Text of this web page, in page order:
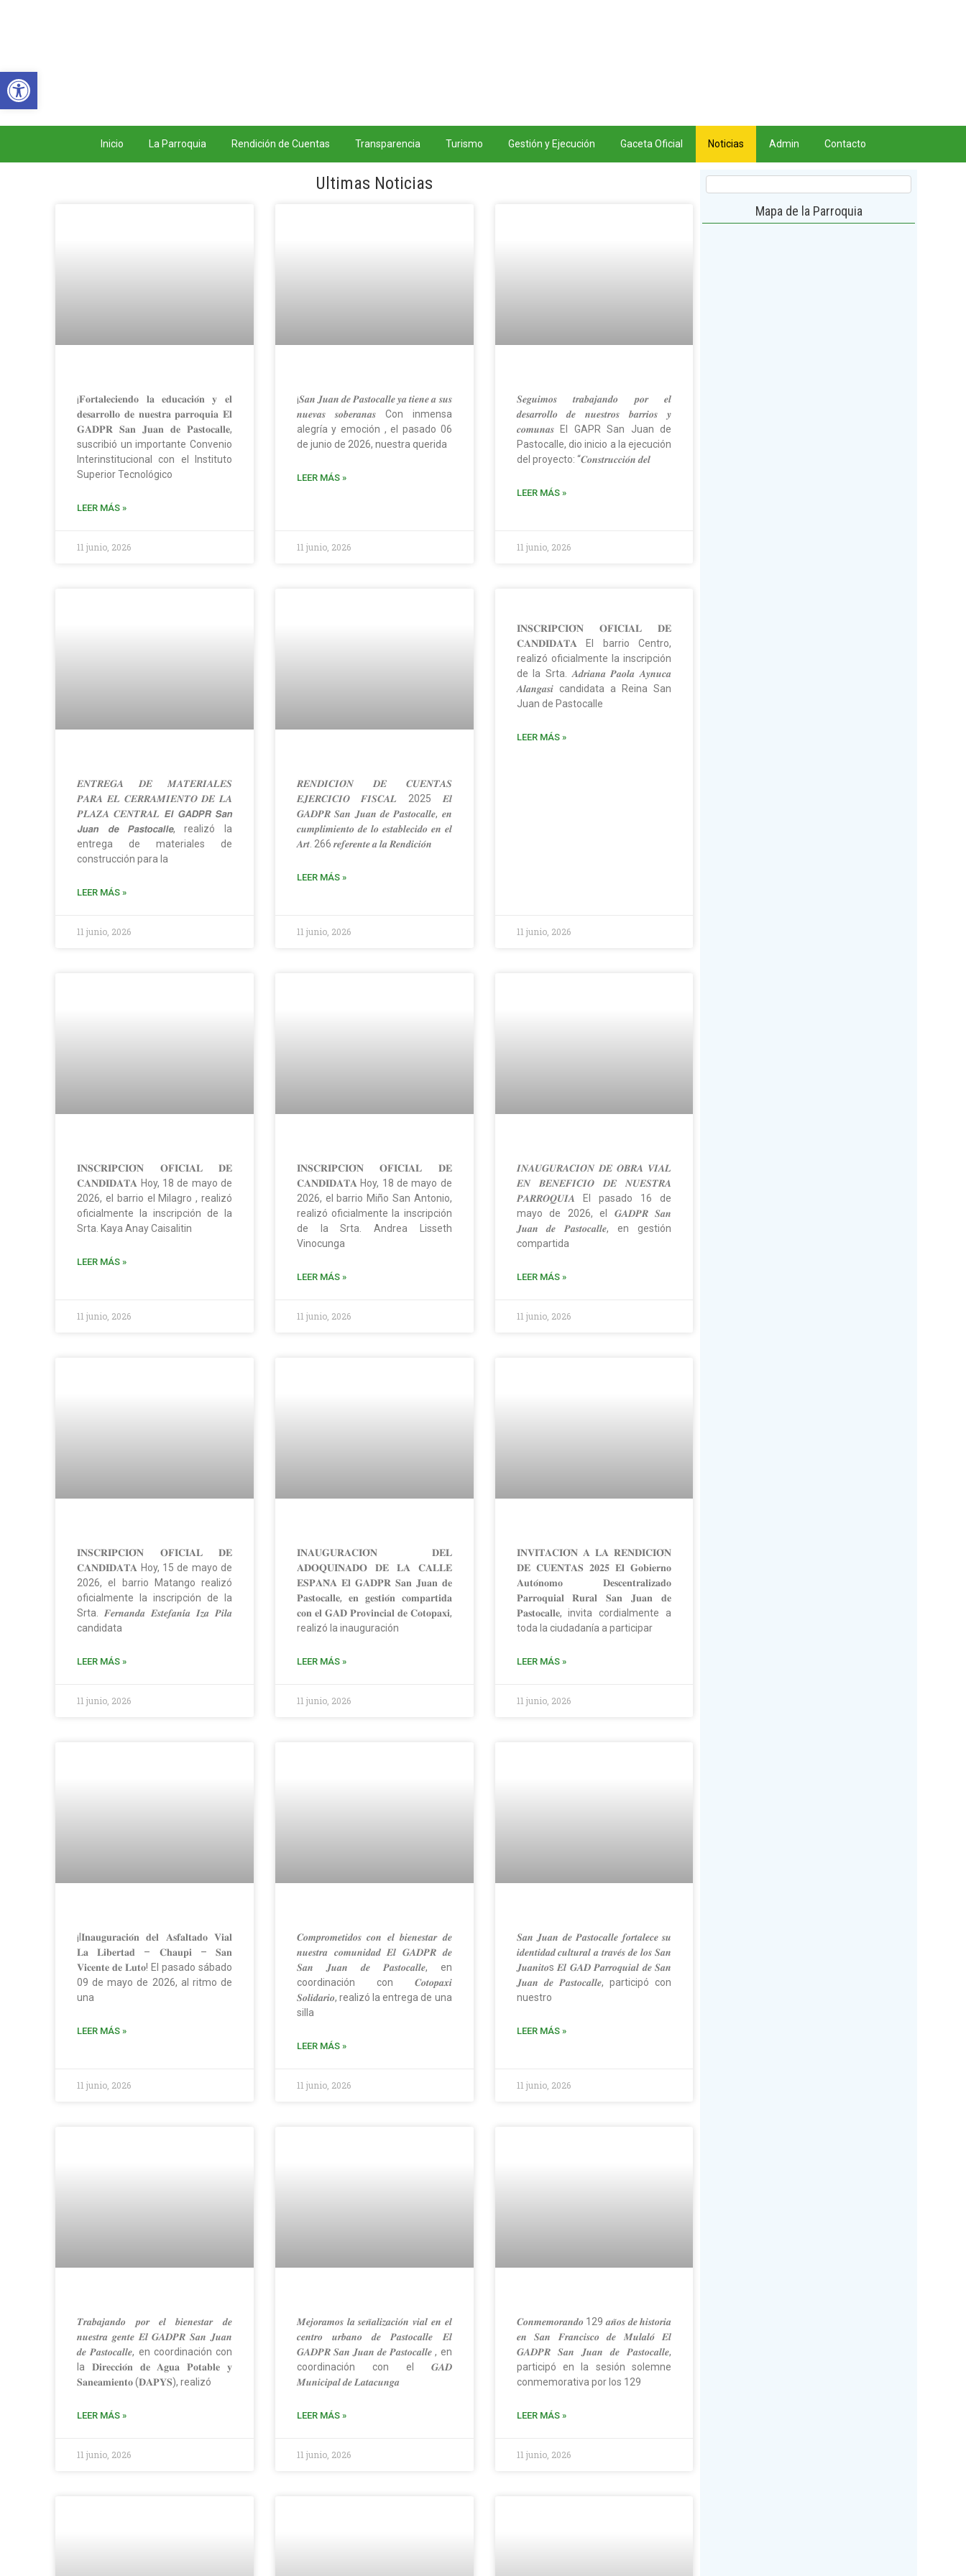
Inicio La Parroquia Rendición de Cuentas Transparencia Turismo Gestión y Ejecución Gaceta Oficial Noticias Admin Contacto
Ultimas Noticias
¡𝐅𝐨𝐫𝐭𝐚𝐥𝐞𝐜𝐢𝐞𝐧𝐝𝐨 𝐥𝐚 𝐞𝐝𝐮𝐜𝐚𝐜𝐢𝐨́𝐧 𝐲 𝐞𝐥
𝐝𝐞𝐬𝐚𝐫𝐫𝐨𝐥𝐥𝐨 𝐝𝐞 𝐧𝐮𝐞𝐬𝐭𝐫𝐚 𝐩𝐚𝐫𝐫𝐨𝐪𝐮𝐢𝐚 𝐄𝐥
𝐆𝐀𝐃𝐏𝐑 𝐒𝐚𝐧 𝐉𝐮𝐚𝐧 𝐝𝐞 𝐏𝐚𝐬𝐭𝐨𝐜𝐚𝐥𝐥𝐞,
suscribió un importante Convenio
Interinstitucional con el Instituto
Superior Tecnológico
LEER MÁS »
11 junio, 2026
¡𝑺𝒂𝒏 𝑱𝒖𝒂𝒏 𝒅𝒆 𝑷𝒂𝒔𝒕𝒐𝒄𝒂𝒍𝒍𝒆 𝒚𝒂 𝒕𝒊𝒆𝒏𝒆 𝒂 𝒔𝒖𝒔
𝒏𝒖𝒆𝒗𝒂𝒔 𝒔𝒐𝒃𝒆𝒓𝒂𝒏𝒂𝒔 Con inmensa
alegría y emoción , el pasado 06
de junio de 2026, nuestra querida
LEER MÁS »
11 junio, 2026
𝑺𝒆𝒈𝒖𝒊𝒎𝒐𝒔 𝒕𝒓𝒂𝒃𝒂𝒋𝒂𝒏𝒅𝒐 𝒑𝒐𝒓 𝒆𝒍
𝒅𝒆𝒔𝒂𝒓𝒓𝒐𝒍𝒍𝒐 𝒅𝒆 𝒏𝒖𝒆𝒔𝒕𝒓𝒐𝒔 𝒃𝒂𝒓𝒓𝒊𝒐𝒔 𝒚
𝒄𝒐𝒎𝒖𝒏𝒂𝒔 El GAPR San Juan de
Pastocalle, dio inicio a la ejecución
del proyecto: “𝑪𝒐𝒏𝒔𝒕𝒓𝒖𝒄𝒄𝒊𝒐́𝒏 𝒅𝒆𝒍
LEER MÁS »
11 junio, 2026
𝑬𝑵𝑻𝑹𝑬𝑮𝑨 𝑫𝑬 𝑴𝑨𝑻𝑬𝑹𝑰𝑨𝑳𝑬𝑺
𝑷𝑨𝑹𝑨 𝑬𝑳 𝑪𝑬𝑹𝑹𝑨𝑴𝑰𝑬𝑵𝑻𝑶 𝑫𝑬 𝑳𝑨
𝑷𝑳𝑨𝒁𝑨 𝑪𝑬𝑵𝑻𝑹𝑨𝑳 𝙀𝙡 𝙂𝘼𝘿𝙋𝙍 𝙎𝙖𝙣
𝙅𝙪𝙖𝙣 𝙙𝙚 𝙋𝙖𝙨𝙩𝙤𝙘𝙖𝙡𝙡𝙚, realizó la
entrega de materiales de
construcción para la
LEER MÁS »
11 junio, 2026
𝑹𝑬𝑵𝑫𝑰𝑪𝑰𝑶́𝑵 𝑫𝑬 𝑪𝑼𝑬𝑵𝑻𝑨𝑺
𝑬𝑱𝑬𝑹𝑪𝑰𝑪𝑰𝑶 𝑭𝑰𝑺𝑪𝑨𝑳 2025 𝑬𝒍
𝑮𝑨𝑫𝑷𝑹 𝑺𝒂𝒏 𝑱𝒖𝒂𝒏 𝒅𝒆 𝑷𝒂𝒔𝒕𝒐𝒄𝒂𝒍𝒍𝒆, 𝒆𝒏
𝒄𝒖𝒎𝒑𝒍𝒊𝒎𝒊𝒆𝒏𝒕𝒐 𝒅𝒆 𝒍𝒐 𝒆𝒔𝒕𝒂𝒃𝒍𝒆𝒄𝒊𝒅𝒐 𝒆𝒏 𝒆𝒍
𝑨𝒓𝒕. 266 𝒓𝒆𝒇𝒆𝒓𝒆𝒏𝒕𝒆 𝒂 𝒍𝒂 𝑹𝒆𝒏𝒅𝒊𝒄𝒊𝒐́𝒏
LEER MÁS »
11 junio, 2026
𝐈𝐍𝐒𝐂𝐑𝐈𝐏𝐂𝐈𝐎́𝐍 𝐎𝐅𝐈𝐂𝐈𝐀𝐋 𝐃𝐄
𝐂𝐀𝐍𝐃𝐈𝐃𝐀𝐓𝐀 El barrio Centro,
realizó oficialmente la inscripción
de la Srta. 𝑨𝒅𝒓𝒊𝒂𝒏𝒂 𝑷𝒂𝒐𝒍𝒂 𝑨𝒚𝒏𝒖𝒄𝒂
𝑨𝒍𝒂𝒏𝒈𝒂𝒔𝒊 candidata a Reina San
Juan de Pastocalle
LEER MÁS »
11 junio, 2026
𝐈𝐍𝐒𝐂𝐑𝐈𝐏𝐂𝐈𝐎́𝐍 𝐎𝐅𝐈𝐂𝐈𝐀𝐋 𝐃𝐄
𝐂𝐀𝐍𝐃𝐈𝐃𝐀𝐓𝐀 Hoy, 18 de mayo de
2026, el barrio el Milagro , realizó
oficialmente la inscripción de la
Srta. Kaya Anay Caisalitin
LEER MÁS »
11 junio, 2026
𝐈𝐍𝐒𝐂𝐑𝐈𝐏𝐂𝐈𝐎́𝐍 𝐎𝐅𝐈𝐂𝐈𝐀𝐋 𝐃𝐄
𝐂𝐀𝐍𝐃𝐈𝐃𝐀𝐓𝐀 Hoy, 18 de mayo de
2026, el barrio Miño San Antonio,
realizó oficialmente la inscripción
de la Srta. Andrea Lisseth
Vinocunga
LEER MÁS »
11 junio, 2026
𝑰𝑵𝑨𝑼𝑮𝑼𝑹𝑨𝑪𝑰𝑶́𝑵 𝑫𝑬 𝑶𝑩𝑹𝑨 𝑽𝑰𝑨𝑳
𝑬𝑵 𝑩𝑬𝑵𝑬𝑭𝑰𝑪𝑰𝑶 𝑫𝑬 𝑵𝑼𝑬𝑺𝑻𝑹𝑨
𝑷𝑨𝑹𝑹𝑶𝑸𝑼𝑰𝑨 El pasado 16 de
mayo de 2026, el 𝑮𝑨𝑫𝑷𝑹 𝑺𝒂𝒏
𝑱𝒖𝒂𝒏 𝒅𝒆 𝑷𝒂𝒔𝒕𝒐𝒄𝒂𝒍𝒍𝒆, en gestión
compartida
LEER MÁS »
11 junio, 2026
𝐈𝐍𝐒𝐂𝐑𝐈𝐏𝐂𝐈𝐎́𝐍 𝐎𝐅𝐈𝐂𝐈𝐀𝐋 𝐃𝐄
𝐂𝐀𝐍𝐃𝐈𝐃𝐀𝐓𝐀 Hoy, 15 de mayo de
2026, el barrio Matango realizó
oficialmente la inscripción de la
Srta. 𝑭𝒆𝒓𝒏𝒂𝒏𝒅𝒂 𝑬𝒔𝒕𝒆𝒇𝒂𝒏𝒊́𝒂 𝑰𝒛𝒂 𝑷𝒊𝒍𝒂
candidata
LEER MÁS »
11 junio, 2026
𝐈𝐍𝐀𝐔𝐆𝐔𝐑𝐀𝐂𝐈𝐎́𝐍 𝐃𝐄𝐋
𝐀𝐃𝐎𝐐𝐔𝐈𝐍𝐀𝐃𝐎 𝐃𝐄 𝐋𝐀 𝐂𝐀𝐋𝐋𝐄
𝐄𝐒𝐏𝐀𝐍̃𝐀 𝐄𝐥 𝐆𝐀𝐃𝐏𝐑 𝐒𝐚𝐧 𝐉𝐮𝐚𝐧 𝐝𝐞
𝐏𝐚𝐬𝐭𝐨𝐜𝐚𝐥𝐥𝐞, 𝐞𝐧 𝐠𝐞𝐬𝐭𝐢𝐨́𝐧 𝐜𝐨𝐦𝐩𝐚𝐫𝐭𝐢𝐝𝐚
𝐜𝐨𝐧 𝐞𝐥 𝐆𝐀𝐃 𝐏𝐫𝐨𝐯𝐢𝐧𝐜𝐢𝐚𝐥 𝐝𝐞 𝐂𝐨𝐭𝐨𝐩𝐚𝐱𝐢,
realizó la inauguración
LEER MÁS »
11 junio, 2026
𝐈𝐍𝐕𝐈𝐓𝐀𝐂𝐈𝐎́𝐍 𝐀 𝐋𝐀 𝐑𝐄𝐍𝐃𝐈𝐂𝐈𝐎́𝐍
𝐃𝐄 𝐂𝐔𝐄𝐍𝐓𝐀𝐒 𝟐𝟎𝟐𝟓 𝐄𝐥 𝐆𝐨𝐛𝐢𝐞𝐫𝐧𝐨
𝐀𝐮𝐭𝐨́𝐧𝐨𝐦𝐨 𝐃𝐞𝐬𝐜𝐞𝐧𝐭𝐫𝐚𝐥𝐢𝐳𝐚𝐝𝐨
𝐏𝐚𝐫𝐫𝐨𝐪𝐮𝐢𝐚𝐥 𝐑𝐮𝐫𝐚𝐥 𝐒𝐚𝐧 𝐉𝐮𝐚𝐧 𝐝𝐞
𝐏𝐚𝐬𝐭𝐨𝐜𝐚𝐥𝐥𝐞, invita cordialmente a
toda la ciudadanía a participar
LEER MÁS »
11 junio, 2026
¡I𝐈𝐧𝐚𝐮𝐠𝐮𝐫𝐚𝐜𝐢𝐨́𝐧 𝐝𝐞𝐥 𝐀𝐬𝐟𝐚𝐥𝐭𝐚𝐝𝐨 𝐕𝐢𝐚𝐥
𝐋𝐚 𝐋𝐢𝐛𝐞𝐫𝐭𝐚𝐝 – 𝐂𝐡𝐚𝐮𝐩𝐢 – 𝐒𝐚𝐧
𝐕𝐢𝐜𝐞𝐧𝐭𝐞 𝐝𝐞 𝐋𝐮𝐭𝐨! El pasado sábado
09 de mayo de 2026, al ritmo de
una
LEER MÁS »
11 junio, 2026
𝑪𝒐𝒎𝒑𝒓𝒐𝒎𝒆𝒕𝒊𝒅𝒐𝒔 𝒄𝒐𝒏 𝒆𝒍 𝒃𝒊𝒆𝒏𝒆𝒔𝒕𝒂𝒓 𝒅𝒆
𝒏𝒖𝒆𝒔𝒕𝒓𝒂 𝒄𝒐𝒎𝒖𝒏𝒊𝒅𝒂𝒅 𝑬𝒍 𝑮𝑨𝑫𝑷𝑹 𝒅𝒆
𝑺𝒂𝒏 𝑱𝒖𝒂𝒏 𝒅𝒆 𝑷𝒂𝒔𝒕𝒐𝒄𝒂𝒍𝒍𝒆, en
coordinación con 𝑪𝒐𝒕𝒐𝒑𝒂𝒙𝒊
𝑺𝒐𝒍𝒊𝒅𝒂𝒓𝒊𝒐, realizó la entrega de una
silla
LEER MÁS »
11 junio, 2026
𝑺𝒂𝒏 𝑱𝒖𝒂𝒏 𝒅𝒆 𝑷𝒂𝒔𝒕𝒐𝒄𝒂𝒍𝒍𝒆 𝒇𝒐𝒓𝒕𝒂𝒍𝒆𝒄𝒆 𝒔𝒖
𝒊𝒅𝒆𝒏𝒕𝒊𝒅𝒂𝒅 𝒄𝒖𝒍𝒕𝒖𝒓𝒂𝒍 𝒂 𝒕𝒓𝒂𝒗𝒆́𝒔 𝒅𝒆 𝒍𝒐𝒔 𝑺𝒂𝒏
𝑱𝒖𝒂𝒏𝒊𝒕𝒐s 𝑬𝒍 𝑮𝑨𝑫 𝑷𝒂𝒓𝒓𝒐𝒒𝒖𝒊𝒂𝒍 𝒅𝒆 𝑺𝒂𝒏
𝑱𝒖𝒂𝒏 𝒅𝒆 𝑷𝒂𝒔𝒕𝒐𝒄𝒂𝒍𝒍𝒆, participó con
nuestro
LEER MÁS »
11 junio, 2026
𝑻𝒓𝒂𝒃𝒂𝒋𝒂𝒏𝒅𝒐 𝒑𝒐𝒓 𝒆𝒍 𝒃𝒊𝒆𝒏𝒆𝒔𝒕𝒂𝒓 𝒅𝒆
𝒏𝒖𝒆𝒔𝒕𝒓𝒂 𝒈𝒆𝒏𝒕𝒆 𝑬𝒍 𝑮𝑨𝑫𝑷𝑹 𝑺𝒂𝒏 𝑱𝒖𝒂𝒏
𝒅𝒆 𝑷𝒂𝒔𝒕𝒐𝒄𝒂𝒍𝒍𝒆, en coordinación con
la 𝐃𝐢𝐫𝐞𝐜𝐜𝐢𝐨́𝐧 𝐝𝐞 𝐀𝐠𝐮𝐚 𝐏𝐨𝐭𝐚𝐛𝐥𝐞 𝐲
𝐒𝐚𝐧𝐞𝐚𝐦𝐢𝐞𝐧𝐭𝐨 (𝐃𝐀𝐏𝐘𝐒), realizó
LEER MÁS »
11 junio, 2026
𝑴𝒆𝒋𝒐𝒓𝒂𝒎𝒐𝒔 𝒍𝒂 𝒔𝒆𝒏̃𝒂𝒍𝒊𝒛𝒂𝒄𝒊𝒐́𝒏 𝒗𝒊𝒂𝒍 𝒆𝒏 𝒆𝒍
𝒄𝒆𝒏𝒕𝒓𝒐 𝒖𝒓𝒃𝒂𝒏𝒐 𝒅𝒆 𝑷𝒂𝒔𝒕𝒐𝒄𝒂𝒍𝒍𝒆 𝑬𝒍
𝑮𝑨𝑫𝑷𝑹 𝑺𝒂𝒏 𝑱𝒖𝒂𝒏 𝒅𝒆 𝑷𝒂𝒔𝒕𝒐𝒄𝒂𝒍𝒍𝒆 , en
coordinación con el 𝑮𝑨𝑫
𝑴𝒖𝒏𝒊𝒄𝒊𝒑𝒂𝒍 𝒅𝒆 𝑳𝒂𝒕𝒂𝒄𝒖𝒏𝒈𝒂
LEER MÁS »
11 junio, 2026
𝑪𝒐𝒏𝒎𝒆𝒎𝒐𝒓𝒂𝒏𝒅𝒐 129 𝒂𝒏̃𝒐𝒔 𝒅𝒆 𝒉𝒊𝒔𝒕𝒐𝒓𝒊𝒂
𝒆𝒏 𝑺𝒂𝒏 𝑭𝒓𝒂𝒏𝒄𝒊𝒔𝒄𝒐 𝒅𝒆 𝑴𝒖𝒍𝒂𝒍𝒐́ 𝑬𝒍
𝑮𝑨𝑫𝑷𝑹 𝑺𝒂𝒏 𝑱𝒖𝒂𝒏 𝒅𝒆 𝑷𝒂𝒔𝒕𝒐𝒄𝒂𝒍𝒍𝒆,
participó en la sesión solemne
conmemorativa por los 129
LEER MÁS »
11 junio, 2026
Mapa de la Parroquia
Abrir barra de herramientas